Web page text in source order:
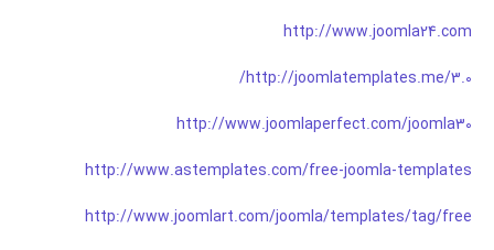
http://www.joomla24.com
http://joomlatemplates.me/3.0/
http://www.joomlaperfect.com/joomla30
http://www.astemplates.com/free-joomla-templates
http://www.joomlart.com/joomla/templates/tag/free